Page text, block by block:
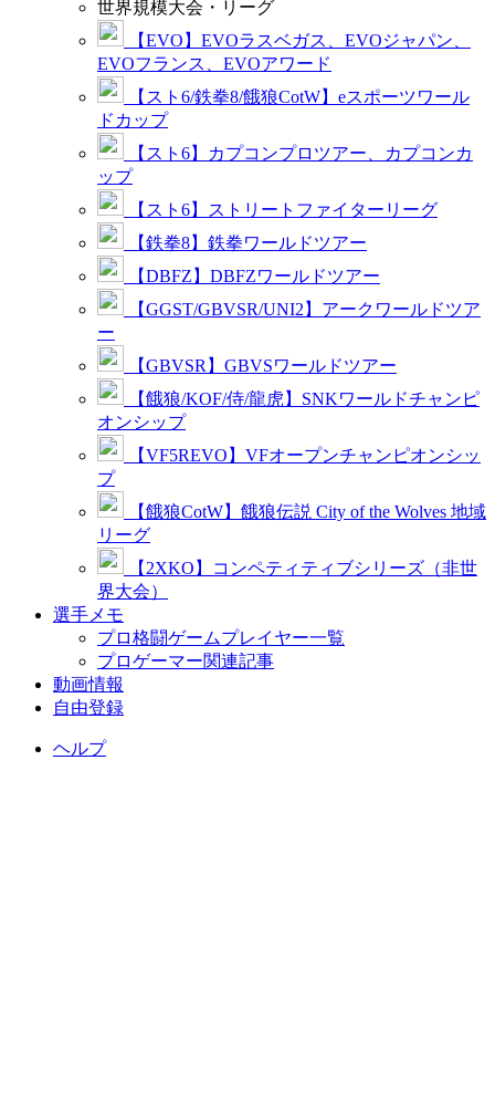
世界規模大会・リーグ
【EVO】EVOラスベガス、EVOジャパン、
EVOフランス、EVOアワード
【スト6/鉄拳8/餓狼CotW】eスポーツワール
ドカップ
【スト6】カプコンプロツアー、カプコンカ
ップ
【スト6】ストリートファイターリーグ
【鉄拳8】鉄拳ワールドツアー
【DBFZ】DBFZワールドツアー
【GGST/GBVSR/UNI2】アークワールドツア
ー
【GBVSR】GBVSワールドツアー
【餓狼/KOF/侍/龍虎】SNKワールドチャンピ
オンシップ
【VF5REVO】VFオープンチャンピオンシッ
プ
【餓狼CotW】餓狼伝説 City of the Wolves 地域
リーグ
【2XKO】コンペティティブシリーズ（非世
界大会）
選手メモ
プロ格闘ゲームプレイヤー一覧
プロゲーマー関連記事
動画情報
自由登録
ヘルプ